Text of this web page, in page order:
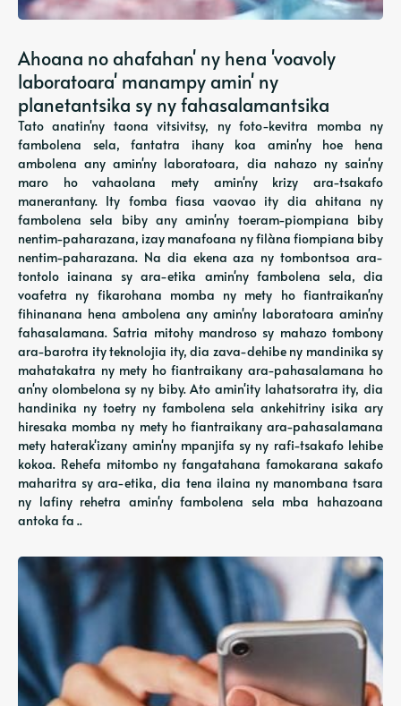
Ahoana no ahafahan' ny hena 'voavoly
laboratoara' manampy amin' ny
planetantsika sy ny fahasalamantsika
Tato anatin'ny taona vitsivitsy, ny foto-kevitra momba ny
fambolena sela, fantatra ihany koa amin'ny hoe hena
ambolena any amin'ny laboratoara, dia nahazo ny sain'ny
maro ho vahaolana mety amin'ny krizy ara-tsakafo
manerantany. Ity fomba fiasa vaovao ity dia ahitana ny
fambolena sela biby any amin'ny toeram-piompiana biby
nentim-paharazana, izay manafoana ny filàna fiompiana biby
nentim-paharazana. Na dia ekena aza ny tombontsoa ara-
tontolo iainana sy ara-etika amin'ny fambolena sela, dia
voafetra ny fikarohana momba ny mety ho fiantraikan'ny
fihinanana hena ambolena any amin'ny laboratoara amin'ny
fahasalamana. Satria mitohy mandroso sy mahazo tombony
ara-barotra ity teknolojia ity, dia zava-dehibe ny mandinika sy
mahatakatra ny mety ho fiantraikany ara-pahasalamana ho
an'ny olombelona sy ny biby. Ato amin'ity lahatsoratra ity, dia
handinika ny toetry ny fambolena sela ankehitriny isika ary
hiresaka momba ny mety ho fiantraikany ara-pahasalamana
mety haterak'izany amin'ny mpanjifa sy ny rafi-tsakafo lehibe
kokoa. Rehefa mitombo ny fangatahana famokarana sakafo
maharitra sy ara-etika, dia tena ilaina ny manombana tsara
ny lafiny rehetra amin'ny fambolena sela mba hahazoana
antoka fa ..